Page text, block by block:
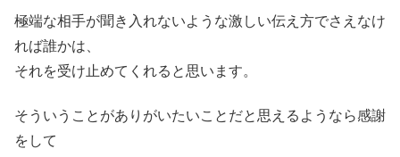
極端な相手が聞き入れないような激しい伝え方でさえなけ
れば誰かは、
それを受け止めてくれると思います。
そういうことがありがいたいことだと思えるようなら感謝
をして